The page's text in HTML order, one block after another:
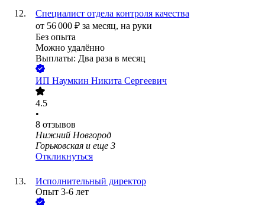
Специалист отдела контроля качества
от 56 000 ₽ за месяц, на руки
Без опыта
Можно удалённо
Выплаты: Два раза в месяц
ИП Наумкин Никита Сергеевич
4.5
•
8 отзывов
Нижний Новгород
Горьковская и еще 3
Откликнуться
Исполнительный директор
Опыт 3-6 лет